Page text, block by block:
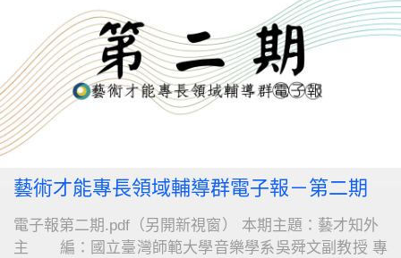
藝術才能專長領域輔導群電子報－第二期
電子報第二期.pdf（另開新視窗） 本期主題：藝才知外
主 編：國立臺灣師範大學音樂學系吳舜文副教授 專